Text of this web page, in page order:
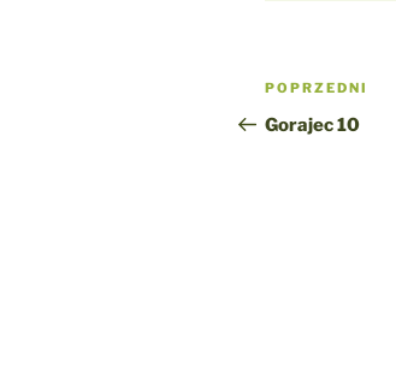
Nawigacja
wpisu
Poprzedni
wpis
POPRZEDNI
Gorajec 10